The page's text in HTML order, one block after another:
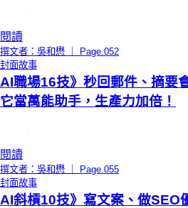
閱讀
撰文者：吳和懋 ｜ Page.052
封面故事
AI職場16技》秒回郵件、摘要
它當萬能助手，生產力加倍！
閱讀
撰文者：吳和懋 ｜ Page.055
封面故事
AI斜槓10技》寫文案、做SEO